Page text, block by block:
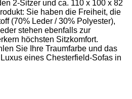
2-Sitzer und ca. 110 x 100 x 82
Sie haben die Freiheit, die
(70% Leder / 30% Polyester),
stehen ebenfalls zur
höchsten Sitzkomfort.
Sie Ihre Traumfarbe und das
eines Chesterfield-Sofas in